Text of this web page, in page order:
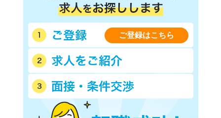
ご登録はこちら